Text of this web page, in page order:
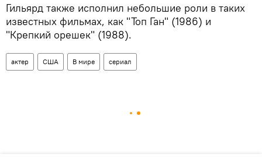
Гильярд также исполнил небольшие роли в таких
известных фильмах, как "Топ Ган" (1986) и
"Крепкий орешек" (1988).
актер США В мире сериал